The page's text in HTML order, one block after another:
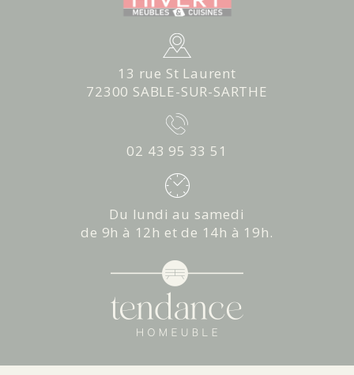
13 rue St Laurent
72300 SABLE-SUR-SARTHE
02 43 95 33 51
Du lundi au samedi
de 9h à 12h et de 14h à 19h.